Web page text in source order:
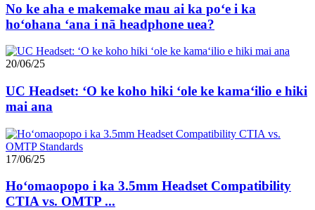
No ke aha e makemake mau ai ka poʻe i ka
hoʻohana ʻana i nā headphone uea?
20/06/25
UC Headset: ʻO ke koho hiki ʻole ke kamaʻilio e hiki
mai ana
17/06/25
Hoʻomaopopo i ka 3.5mm Headset Compatibility
CTIA vs. OMTP ...